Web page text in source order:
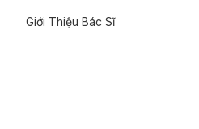
Giới Thiệu Bác Sĩ